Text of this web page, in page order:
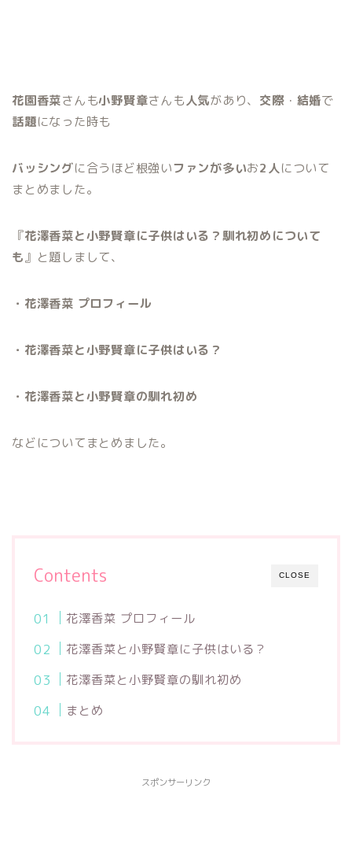
花園香菜さんも小野賢章さんも人気があり、 交際・ 結婚で
話題になった時も
バッシングに合うほど根強いファンが多いお2人について
まとめました。
『花澤香菜と小野賢章に子供はいる？馴れ初めについて
も』と題しまして、
・花澤香菜 プロフィール
・花澤香菜と小野賢章に子供はいる？
・花澤香菜と小野賢章の馴れ初め
などについてまとめました。
CLOSE
Contents
花澤香菜 プロフィール
花澤香菜と小野賢章に子供はいる？
花澤香菜と小野賢章の馴れ初め
まとめ
スポンサーリンク